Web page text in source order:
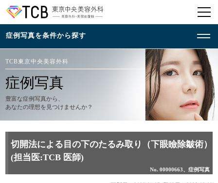
TCB東京中央美容外科
症例写真
豊富な症例写真から、
あなたの理想を見つけませんか？
切開法による目の下のたるみ取り（下眼瞼除皺術）
(担当医:TCB 医師)
No. 00000663、症例写真